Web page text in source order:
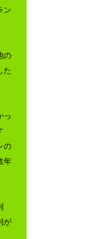
ン
の
た
っ
の
年
が